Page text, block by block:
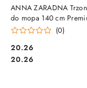
ANNA ZARADNA
do mopa 140 cm
6012343
(0)
Cena:
20.26
Cena:
20.26
DO KOSZYKA